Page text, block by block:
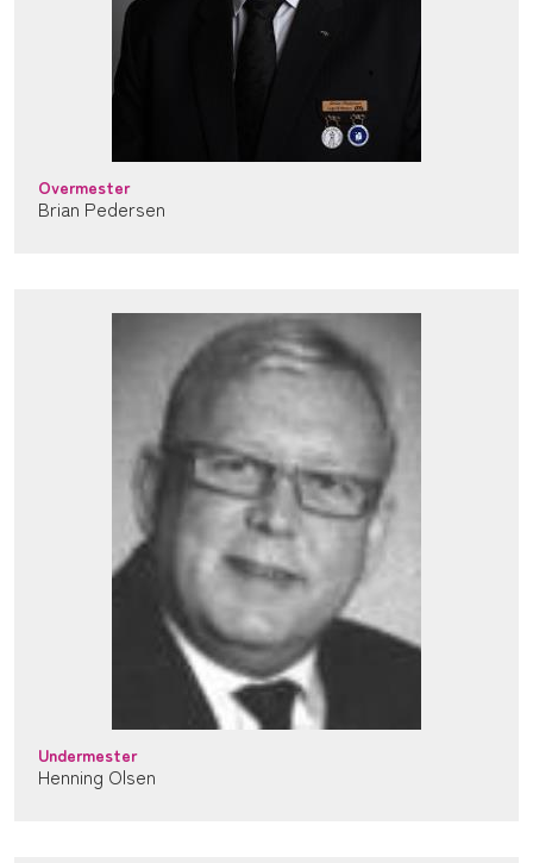
Overmester
Brian Pedersen
Undermester
Henning Olsen